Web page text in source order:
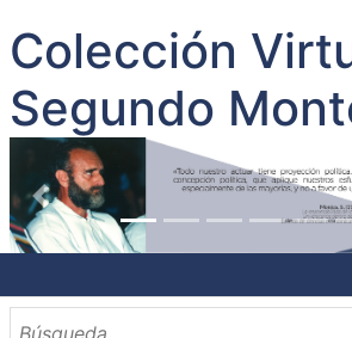
Colección
Segundo
INICIO